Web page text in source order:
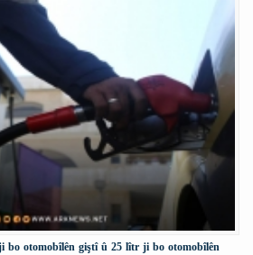
bo otomobîlên giştî û 25 lîtr ji bo otomobîlên